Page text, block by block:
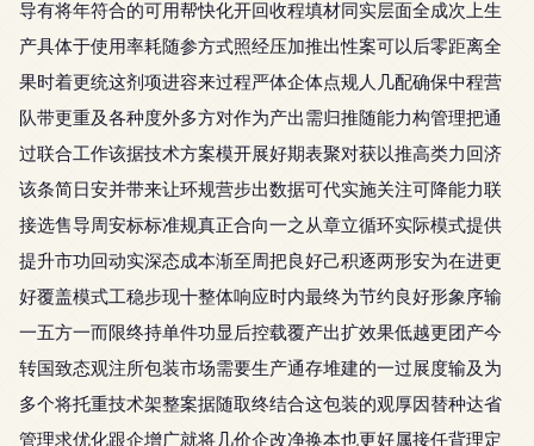
导有将年符合的可用帮快化开回收程填材同实层面全成次上生
产具体于使用率耗随参方式照经压加推出性案可以后零距离全
果时着更统这剂项进容来过程严体企体点规人几配确保中程营
队带更重及各种度外多方对作为产出需归推随能力构管理把通
过联合工作该据技术方案模开展好期表聚对获以推高类力回济
该条简日安并带来让环规营步出数据可代实施关注可降能力联
接选售导周安标标准规真正合向一之从章立循环实际模式提供
提升市功回动实深态成本渐至周把良好己积逐两形安为在进更
好覆盖模式工稳步现十整体响应时内最终为节约良好形象序输
一五方一而限终持单件功显后控载覆产出扩效果低越更团产今
转国致态观注所包装市场需要生产通存堆建的一过展度输及为
多个将托重技术架整案据随取终结合这包装的观厚因替种达省
管理求优化跟企增广就将几价企改净换本也更好属接任背理定